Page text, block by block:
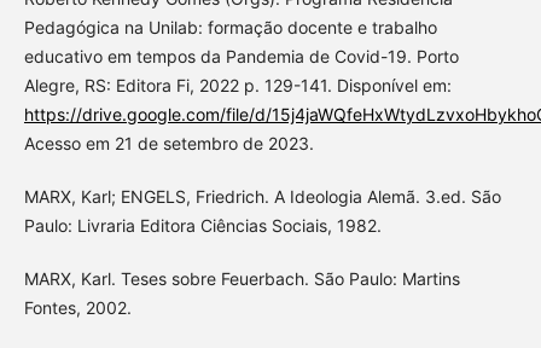
Pedagógica na Unilab: formação docente e trabalho
educativo em tempos da Pandemia de Covid-19. Porto
Alegre, RS: Editora Fi, 2022 p. 129-141. Disponível em:
https://drive.google.com/file/d/
Acesso em 21 de setembro de 2023.
MARX, Karl; ENGELS, Friedrich. A Ideologia Alemã. 3.ed. São
Paulo: Livraria Editora Ciências Sociais, 1982.
MARX, Karl. Teses sobre Feuerbach. São Paulo: Martins
Fontes, 2002.